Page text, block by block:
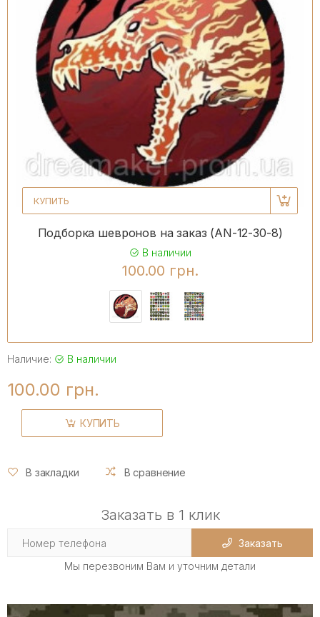
КУПИТЬ
Подборка шевронов на заказ (AN-12-30-8)
В наличии
100.00 грн.
Наличие: В наличии
100.00 грн.
КУПИТЬ
В закладки В сравнение
Заказать в 1 клик
Заказать
Мы перезвоним Вам и уточним детали